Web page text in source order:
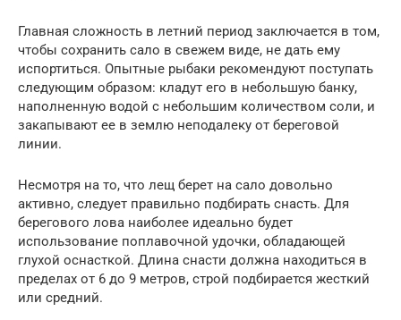
Главная сложность в летний период заключается в том,
чтобы сохранить сало в свежем виде, не дать ему
испортиться. Опытные рыбаки рекомендуют поступать
следующим образом: кладут его в небольшую банку,
наполненную водой с небольшим количеством соли, и
закапывают ее в землю неподалеку от береговой
линии.
Несмотря на то, что лещ берет на сало довольно
активно, следует правильно подбирать снасть. Для
берегового лова наиболее идеально будет
использование поплавочной удочки, обладающей
глухой оснасткой. Длина снасти должна находиться в
пределах от 6 до 9 метров, строй подбирается жесткий
или средний.